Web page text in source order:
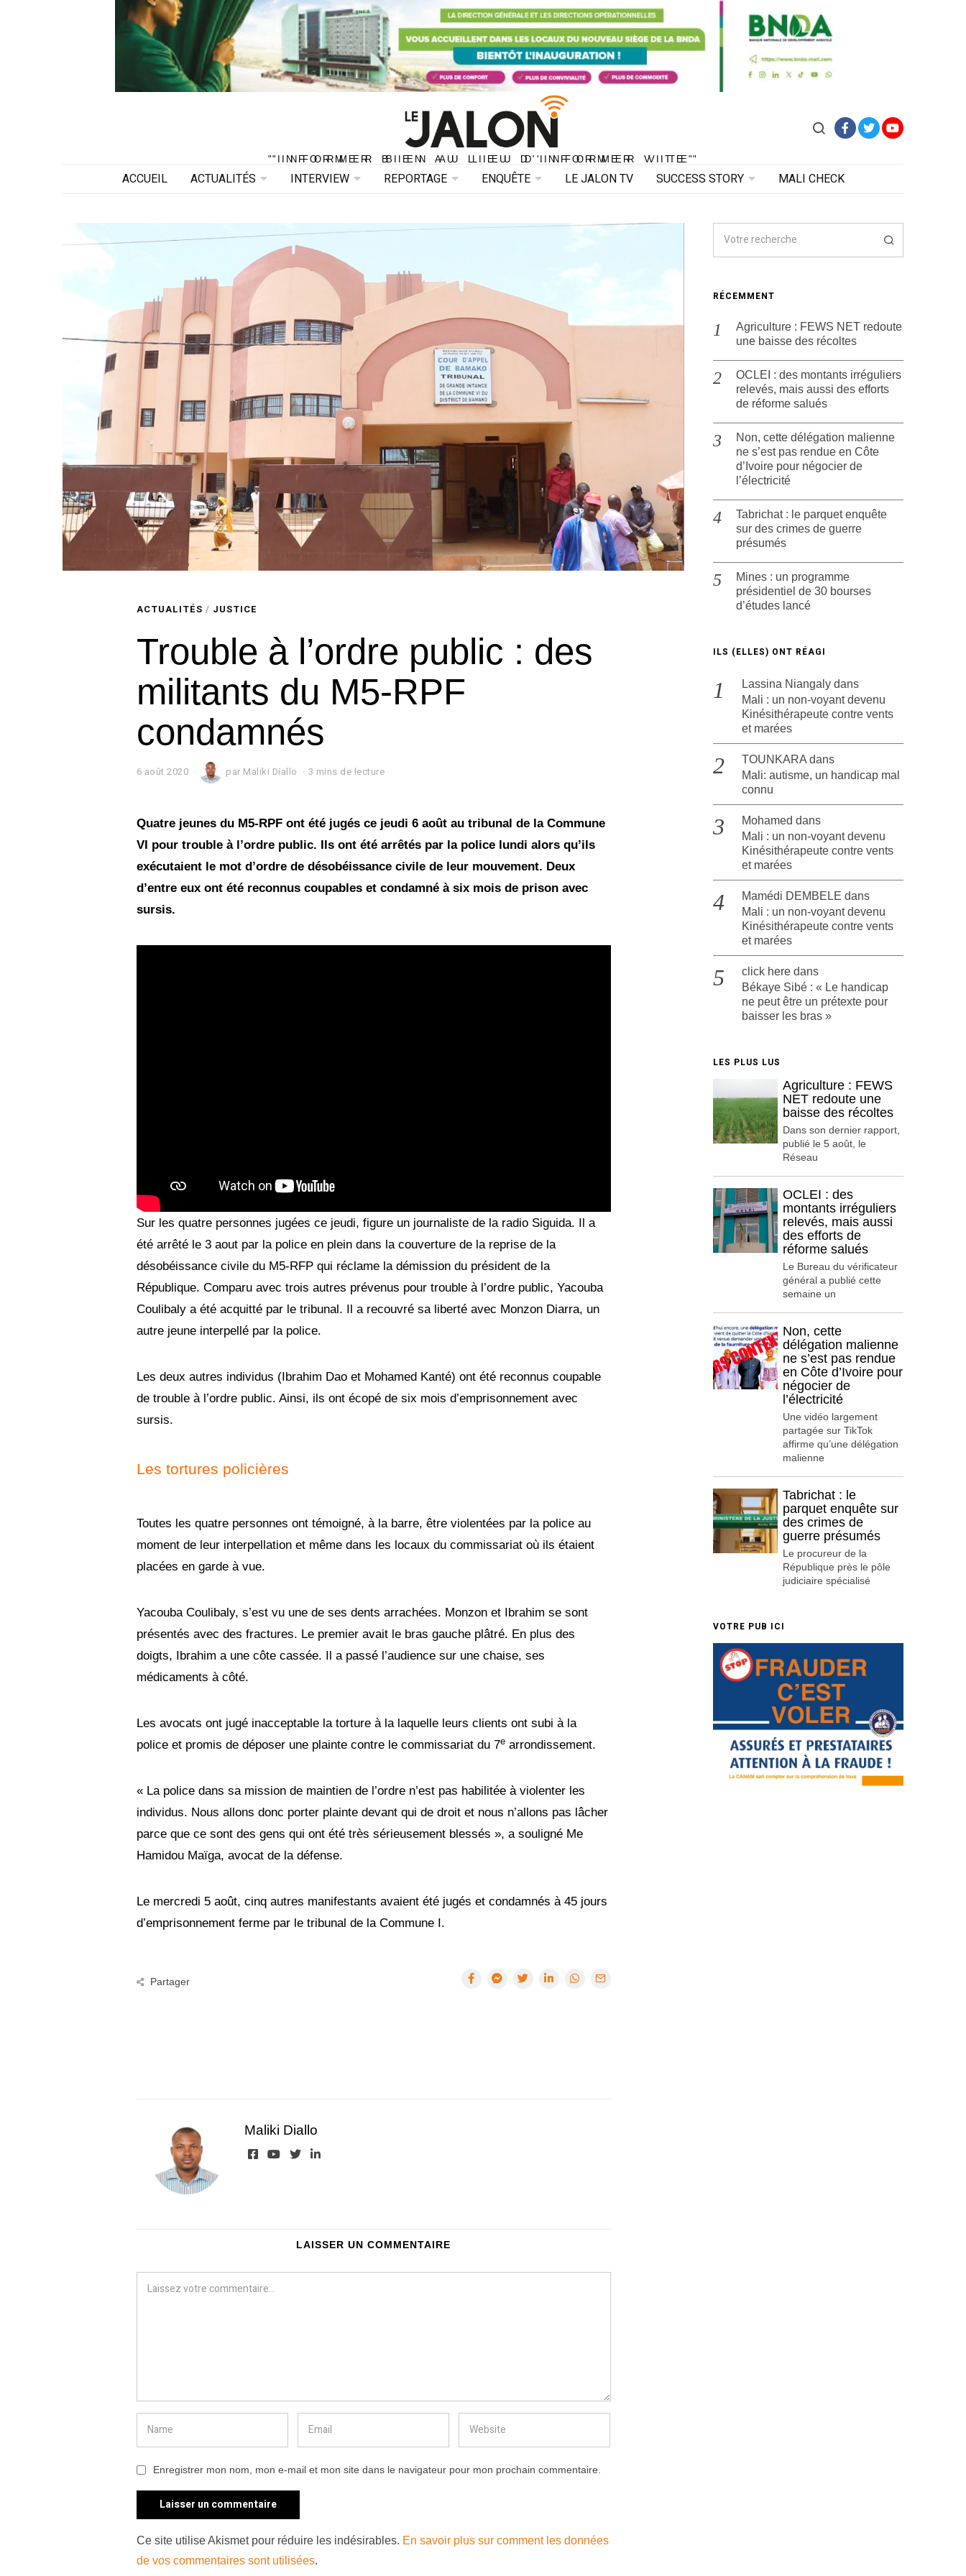
"INFORMER BIEN AU LIEU D'INFORMER VITE"
"INFORMER BIEN AU LIEU D'INFORMER VITE"
ACCUEIL ACTUALITÉS INTERVIEW REPORTAGE ENQUÊTE LE JALON TV SUCCESS STORY MALI CHECK
ACTUALITÉS / JUSTICE
Trouble à l’ordre public : des
militants du M5-RPF
condamnés
6 août 2020 par Maliki Diallo 3 mins de lecture
Quatre jeunes du M5-RPF ont été jugés ce jeudi 6 août au tribunal de la Commune
VI pour trouble à l’ordre public. Ils ont été arrêtés par la police lundi alors qu’ils
exécutaient le mot d’ordre de désobéissance civile de leur mouvement. Deux
d’entre eux ont été reconnus coupables et condamné à six mois de prison avec
sursis.
Sur les quatre personnes jugées ce jeudi, figure un journaliste de la radio Siguida. Il a
été arrêté le 3 aout par la police en plein dans la couverture de la reprise de la
désobéissance civile du M5-RFP qui réclame la démission du président de la
République. Comparu avec trois autres prévenus pour trouble à l’ordre public, Yacouba
Coulibaly a été acquitté par le tribunal. Il a recouvré sa liberté avec Monzon Diarra, un
autre jeune interpellé par la police.
Les deux autres individus (Ibrahim Dao et Mohamed Kanté) ont été reconnus coupable
de trouble à l’ordre public. Ainsi, ils ont écopé de six mois d’emprisonnement avec
sursis.
Les tortures policières
Toutes les quatre personnes ont témoigné, à la barre, être violentées par la police au
moment de leur interpellation et même dans les locaux du commissariat où ils étaient
placées en garde à vue.
Yacouba Coulibaly, s’est vu une de ses dents arrachées. Monzon et Ibrahim se sont
présentés avec des fractures. Le premier avait le bras gauche plâtré. En plus des
doigts, Ibrahim a une côte cassée. Il a passé l’audience sur une chaise, ses
médicaments à côté.
Les avocats ont jugé inacceptable la torture à la laquelle leurs clients ont subi à la
police et promis de déposer une plainte contre le commissariat du 7earrondissement.
« La police dans sa mission de maintien de l’ordre n’est pas habilitée à violenter les
individus. Nous allons donc porter plainte devant qui de droit et nous n’allons pas lâcher
parce que ce sont des gens qui ont été très sérieusement blessés », a souligné Me
Hamidou Maïga, avocat de la défense.
Le mercredi 5 août, cinq autres manifestants avaient été jugés et condamnés à 45 jours
d’emprisonnement ferme par le tribunal de la Commune I.
Partager
Maliki Diallo
LAISSER UN COMMENTAIRE
Enregistrer mon nom, mon e-mail et mon site dans le navigateur pour mon prochain commentaire.
Ce site utilise Akismet pour réduire les indésirables. En savoir plus sur comment les données
de vos commentaires sont utilisées.
RÉCEMMENT
Agriculture : FEWS NET redoute
une baisse des récoltes
OCLEI : des montants irréguliers
relevés, mais aussi des efforts
de réforme salués
Non, cette délégation malienne
ne s’est pas rendue en Côte
d’Ivoire pour négocier de
l’électricité
Tabrichat : le parquet enquête
sur des crimes de guerre
présumés
Mines : un programme
présidentiel de 30 bourses
d’études lancé
ILS (ELLES) ONT RÉAGI
Lassina Niangaly dans
Mali : un non-voyant devenu
Kinésithérapeute contre vents
et marées
TOUNKARA dans
Mali: autisme, un handicap mal
connu
Mohamed dans
Mali : un non-voyant devenu
Kinésithérapeute contre vents
et marées
Mamédi DEMBELE dans
Mali : un non-voyant devenu
Kinésithérapeute contre vents
et marées
click here dans
Békaye Sibé : « Le handicap
ne peut être un prétexte pour
baisser les bras »
LES PLUS LUS
Agriculture : FEWS
NET redoute une
baisse des récoltes
Dans son dernier rapport,
publié le 5 août, le
Réseau
OCLEI : des
montants irréguliers
relevés, mais aussi
des efforts de
réforme salués
Le Bureau du vérificateur
général a publié cette
semaine un
Non, cette
délégation malienne
ne s’est pas rendue
en Côte d’Ivoire pour
négocier de
l’électricité
Une vidéo largement
partagée sur TikTok
affirme qu’une délégation
malienne
Tabrichat : le
parquet enquête sur
des crimes de
guerre présumés
Le procureur de la
République près le pôle
judiciaire spécialisé
VOTRE PUB ICI